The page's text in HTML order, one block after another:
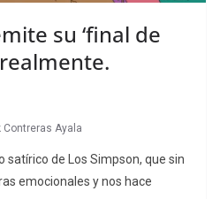
su ‘final de
Contreras Ayala
satírico de Los Simpson, que sin
emocionales y nos hace